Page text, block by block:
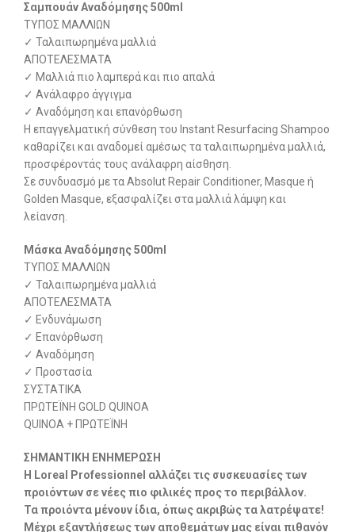
Σαμπουάν Αναδόμησης 500ml
ΤΥΠΟΣ ΜΑΛΛΙΩΝ
✓ Ταλαιπωρημένα μαλλιά
ΑΠΟΤΕΛΕΣΜΑΤΑ
✓ Μαλλιά πιο λαμπερά και πιο απαλά
✓ Ανάλαφρο άγγιγμα
✓ Αναδόμηση και επανόρθωση
Η επαγγελματική σύνθεση του Instant Resurfacing Shampoo
καθαρίζει και αναδομεί αμέσως τα ταλαιπωρημένα μαλλιά,
προσφέροντάς τους ανάλαφρη αίσθηση.
Σε συνδυασμό με τα Absolut Repair Conditioner, Masque ή
Golden Masque, εξασφαλίζει στα μαλλιά λάμψη και
λείανση.
Μάσκα Αναδόμησης 500ml
ΤΥΠΟΣ ΜΑΛΛΙΩΝ
✓ Ταλαιπωρημένα μαλλιά
ΑΠΟΤΕΛΕΣΜΑΤΑ
✓ Ενδυνάμωση
✓ Επανόρθωση
✓ Αναδόμηση
✓ Προστασία
ΣΥΣΤΑΤΙΚΑ
ΠΡΩΤΕΪΝΗ GOLD QUINOA
QUINOA + ΠΡΩΤΕΪΝΗ
ΣΗΜΑΝΤΙΚΗ ΕΝΗΜΕΡΩΣΗ
Η Loreal Professionnel αλλάζει τις συσκευασίες των
προιόντων σε νέες πιο φιλικές προς το περιβάλλον.
Τα προιόντα μένουν ίδια, όπως ακριβώς τα λατρέψατε!
Μέχρι εξαντλήσεως των αποθεμάτων μας είναι πιθανόν